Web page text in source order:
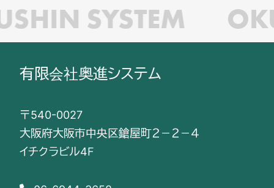
SYSTEM
有限会社奥進システム
〒540-0027
大阪府大阪市中央区鎗屋町２－２－４
イチクラビル4F